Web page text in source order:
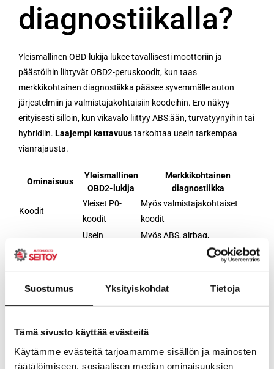
Suostumus Yksityiskohdat Tietoja
Tämä sivusto käyttää evästeitä
Käytämme evästeitä tarjoamamme sisällön ja mainosten
räätälöimiseen, sosiaalisen median ominaisuuksien
diagnostiikalla?
Yleismallinen OBD-lukija lukee tavallisesti moottoriin ja
päästöihin liittyvät OBD2-peruskoodit, kun taas
merkkikohtainen diagnostiikka pääsee syvemmälle auton
järjestelmiin ja valmistajakohtaisiin koodeihin. Ero näkyy
erityisesti silloin, kun vikavalo liittyy ABS:ään, turvatyynyihin tai
hybridiin. Laajempi kattavuustarkoittaa usein tarkempaa
vianrajausta.
Ominaisuus
Yleismallinen
OBD2-lukija
Merkkikohtainen
diagnostiikka
Koodit
Yleiset P0-
koodit
Myös valmistajakohtaiset
koodit
Järjestelmät
Usein
Myös ABS, airbag,
hybridijärjestelmä,
Huoltotoiminnot Rajalliset
tarkkuus
antava
taustatietoa